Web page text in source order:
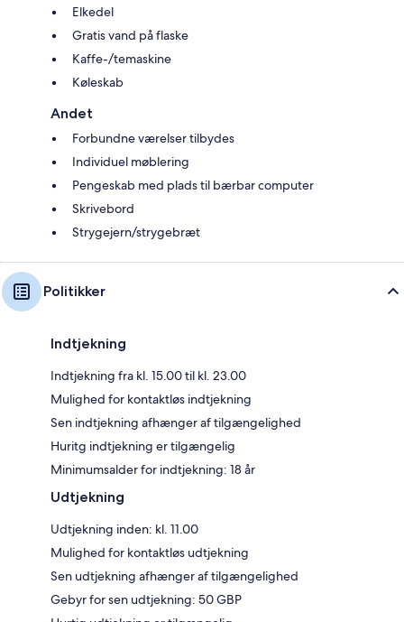
Elkedel
Gratis vand på flaske
Kaffe-/temaskine
Køleskab
Andet
Forbundne værelser tilbydes
Individuel møblering
Pengeskab med plads til bærbar computer
Skrivebord
Strygejern/strygebræt
Politikker
Indtjekning
Indtjekning fra kl. 15.00 til kl. 23.00
Mulighed for kontaktløs indtjekning
Sen indtjekning afhænger af tilgængelighed
Huritg indtjekning er tilgængelig
Minimumsalder for indtjekning: 18 år
Udtjekning
Udtjekning inden: kl. 11.00
Mulighed for kontaktløs udtjekning
Sen udtjekning afhænger af tilgængelighed
Gebyr for sen udtjekning: 50 GBP